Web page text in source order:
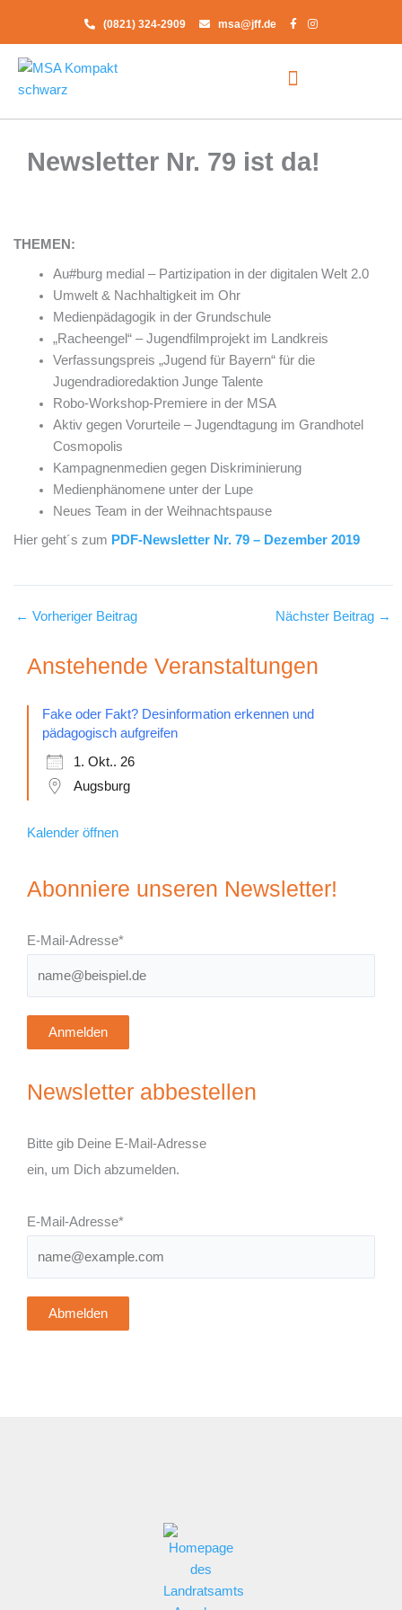
(0821) 324-2909 msa@jff.de
Newsletter Nr. 79 ist da!
THEMEN:
Au#burg medial – Partizipation in der digitalen Welt 2.0
Umwelt & Nachhaltigkeit im Ohr
Medienpädagogik in der Grundschule
„Racheengel“ – Jugendfilmprojekt im Landkreis
Verfassungspreis „Jugend für Bayern“ für die
Jugendradioredaktion Junge Talente
Robo-Workshop-Premiere in der MSA
Aktiv gegen Vorurteile – Jugendtagung im Grandhotel
Cosmopolis
Kampagnenmedien gegen Diskriminierung
Medienphänomene unter der Lupe
Neues Team in der Weihnachtspause
Hier geht´s zum PDF-Newsletter Nr. 79 – Dezember 2019
← Vorheriger Beitrag Nächster Beitrag →
Anstehende Veranstaltungen
Fake oder Fakt? Desinformation erkennen und
pädagogisch aufgreifen
1. Okt.. 26
Augsburg
Kalender öffnen
Abonniere unseren Newsletter!
E-Mail-Adresse*
Anmelden
Newsletter abbestellen
Bitte gib Deine E-Mail-Adresse
ein, um Dich abzumelden.
E-Mail-Adresse*
Abmelden